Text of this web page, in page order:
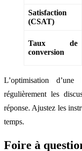
Satisfaction
(CSAT)
Taux de
conversion
L’optimisation
régulièrement les
réponse. Ajustez les
temps.
Foire à